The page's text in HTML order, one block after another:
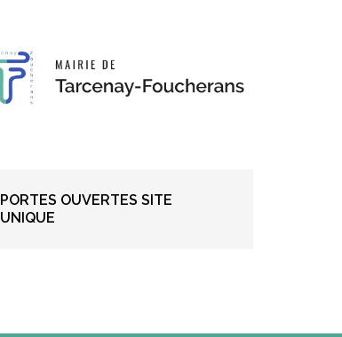
PORTES OUVERTES SITE
UNIQUE